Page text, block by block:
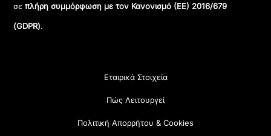
σεπλήρη συμμόρφωση με τον Κανονισμό (ΕΕ) 2016/679
(GDPR).
Εταιρικά Στοιχεία
Πώς Λειτουργεί
Πολιτική Απορρήτου & Cookies